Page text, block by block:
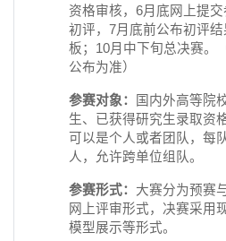
资格审核，6月底网上提
初评，7月底前公布初评
板；10月中下旬总决赛。
公布为准）
参赛对象：
国内外高等院
生、已获得研究生录取资
可以是个人或者团队，每
人，允许跨单位组队。
参赛形式： 大赛分为预赛
网上评审形式，决赛采用
模型展示等形式。